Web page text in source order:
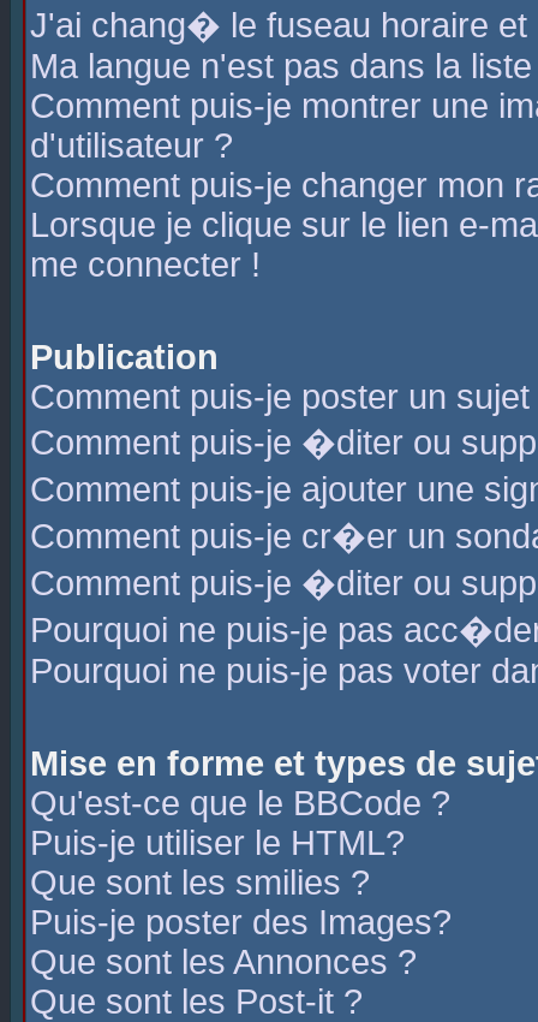
J'ai chang� le fuseau horaire
Ma langue n'est pas dans la
Comment puis-je montrer une
d'utilisateur ?
Comment puis-je changer mon
Lorsque je clique sur le lien e-
me connecter !
Publication
Comment puis-je poster un
Comment puis-je �diter ou
Comment puis-je ajouter une
Comment puis-je cr�er un
Comment puis-je �diter ou
Pourquoi ne puis-je pas
Pourquoi ne puis-je pas voter
Mise en forme et types de
Qu'est-ce que le BBCode ?
Puis-je utiliser le HTML?
Que sont les smilies ?
Puis-je poster des Images?
Que sont les Annonces ?
Que sont les Post-it ?